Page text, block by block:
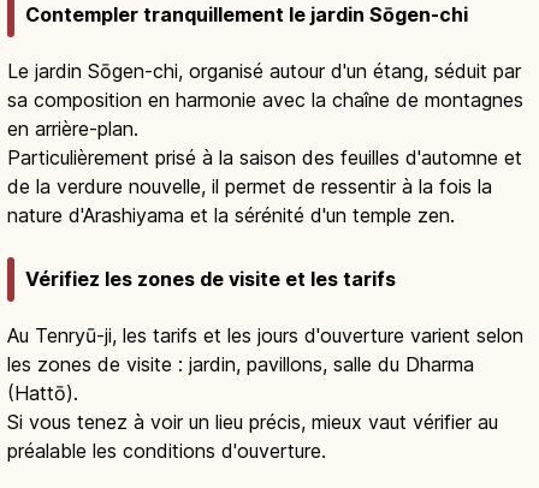
Contempler tranquillement le jardin Sōgen-chi
Le jardin Sōgen-chi, organisé autour d'un étang, séduit par
sa composition en harmonie avec la chaîne de montagnes
en arrière-plan.
Particulièrement prisé à la saison des feuilles d'automne et
de la verdure nouvelle, il permet de ressentir à la fois la
nature d'Arashiyama et la sérénité d'un temple zen.
Vérifiez les zones de visite et les tarifs
Au Tenryū-ji, les tarifs et les jours d'ouverture varient selon
les zones de visite : jardin, pavillons, salle du Dharma
(Hattō).
Si vous tenez à voir un lieu précis, mieux vaut vérifier au
préalable les conditions d'ouverture.